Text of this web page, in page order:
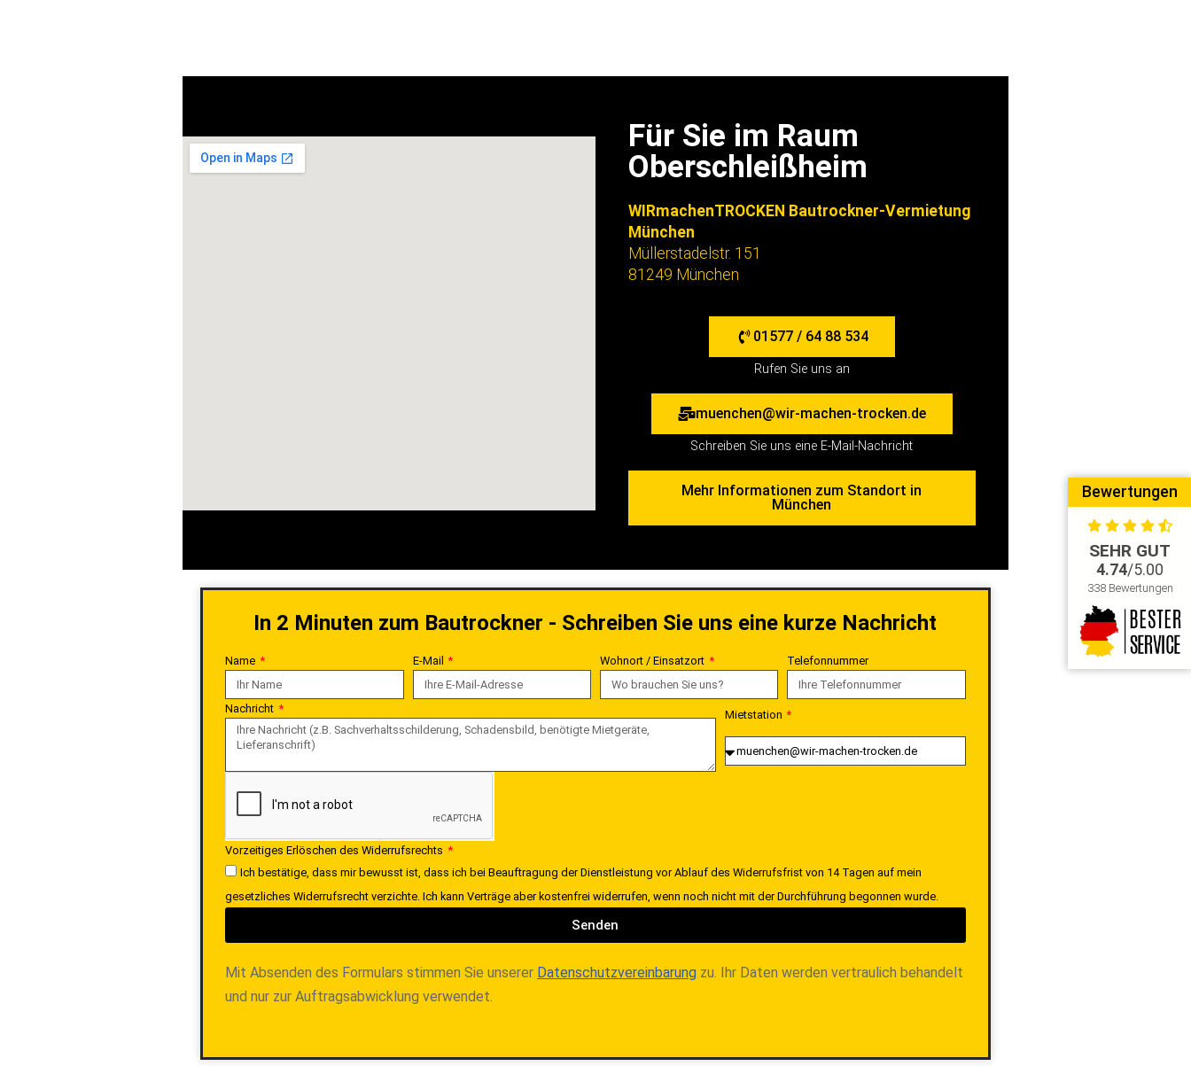
Für Sie im Raum
Oberschleißheim
WIRmachenTROCKEN Bautrockner-Vermietung
München
Müllerstadelstr. 151
81249 München
01577 / 64 88 534
Rufen Sie uns an
muenchen@wir-machen-trocken.de
Schreiben Sie uns eine E-Mail-Nachricht
Mehr Informationen zum Standort in
München
In 2 Minuten zum Bautrockner - Schreiben Sie uns eine kurze Nachricht
Name E-Mail Wohnort / Einsatzort Telefonnummer
Nachricht Mietstation
Vorzeitiges Erlöschen des Widerrufsrechts
Ich bestätige, dass mir bewusst ist, dass ich bei Beauftragung der Dienstleistung vor Ablauf des Widerrufsfrist von 14 Tagen auf mein
gesetzliches Widerrufsrecht verzichte. Ich kann Verträge aber kostenfrei widerrufen, wenn noch nicht mit der Durchführung begonnen wurde.
Senden
Mit Absenden des Formulars stimmen Sie unserer Datenschutzvereinbarung zu. Ihr Daten werden vertraulich behandelt
und nur zur Auftragsabwicklung verwendet.
Bewertungen
SEHR GUT
4.74/5.00
338 Bewertungen